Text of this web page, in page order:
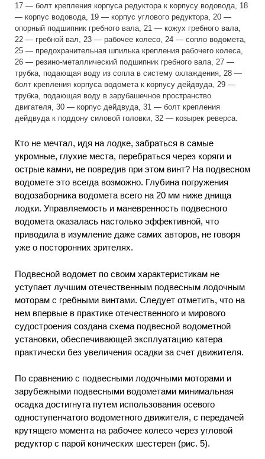
17 — болт крепления корпуса редуктора к корпусу водовода, 18
— корпус водовода, 19 — корпус углового редуктора, 20 —
опорный подшипник гребного вала, 21 — кожух гребного вала,
22 — гребной вал, 23 — рабочее колесо, 24 — сопло водомета,
25 — предохранительная шпилька крепления рабочего колеса,
26 — резино-металлический подшипник гребного вала, 27 —
трубка, подающая воду из сопла в систему охлаждения, 28 —
болт крепления корпуса водомета к корпусу дейдвуда, 29 —
трубка, подающая воду в зарубашечное пространство
двигателя, 30 — корпус дейдвуда, 31 — болт крепления
дейдвуда к поддону силовой головки, 32 — козырек реверса.
Кто не мечтал, идя на лодке, забраться в самые
укромные, глухие места, перебраться через коряги и
острые камни, не повредив при этом винт? На подвесном
водомете это всегда возможно. Глубина погружения
водозаборника водомета всего на 20 мм ниже днища
лодки. Управляемость и маневренность подвесного
водомета оказалась настолько эффективной, что
приводила в изумление даже самих авторов, не говоря
уже о посторонних зрителях.
Подвесной водомет по своим характеристикам не
уступает лучшим отечественным подвесным лодочным
моторам с гребными винтами. Следует отметить, что на
нем впервые в практике отечественного и мирового
судостроения создана схема подвесной водометной
установки, обеспечивающей эксплуатацию катера
практически без увеличения осадки за счет движителя.
По сравнению с подвесными лодочными моторами и
зарубежными подвесными водометами минимальная
осадка достигнута путем использования осевого
одноступенчатого водометного движителя, с передачей
крутящего момента на рабочее колесо через угловой
редуктор с парой конических шестерен (рис. 5).